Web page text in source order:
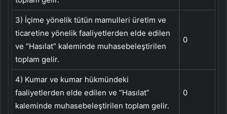
3) İçime yönelik tütün mamulleri üretim ve
ticaretine yönelik faaliyetlerden elde edilen
ve “Hasılat” kaleminde muhasebeleştirilen
toplam gelir.
0
4) Kumar ve kumar hükmündeki
faaliyetlerden elde edilen ve “Hasılat”
kaleminde muhasebeleştirilen toplam gelir.
0